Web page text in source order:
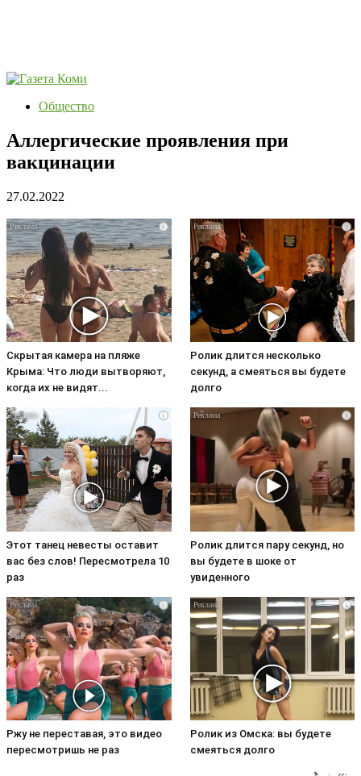
Общество
Аллергические проявления при
вакцинации
27.02.2022
i
Скрытая камера на пляже
Крыма: Что люди вытворяют,
когда их не видят...
i
Ролик длится несколько
секунд, а смеяться вы будете
долго
i
Этот танец невесты оставит
вас без слов! Пересмотрела 10
раз
i
Ролик длится пару секунд, но
вы будете в шоке от
увиденного
i
Ржу не переставая, это видео
пересмотришь не раз
i
Ролик из Омска: вы будете
смеяться долго